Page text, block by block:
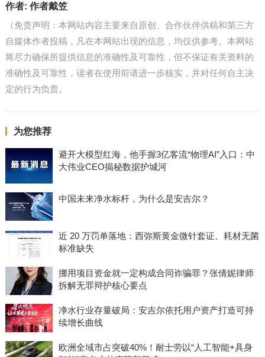
作者: 作者戴笠
（免责声明：本网站内容主要来自原创、合作伙伴供稿和第三方
自媒体作者投稿，凡在本网站出现的信息，均仅供参考。本网站
将尽力确保所提供信息的准确性及可靠性，但不保证有关资料的
准确性及可靠性，读者在使用前请进一步核实，并对任何自主决
定的行为负责。
为您推荐
避开大模型红海，他手握3亿客流“物理AI”入口：中
大伟业CEO揭秘数据护城河
中国未来净水标杆，为什么是安吉尔？
近 20 万罚单落地：西弥斯黄金微针套证、耗材无菌
标准缺失
挪用项目资金就一定构成合同诈骗罪？张倩妮律师
拆解无罪辩护核心要点
净水行业存量破局：安吉尔依托用户资产打造可持
续增长曲线
欧洲全域市占突破40%！耐士劳以“人工智能+具身